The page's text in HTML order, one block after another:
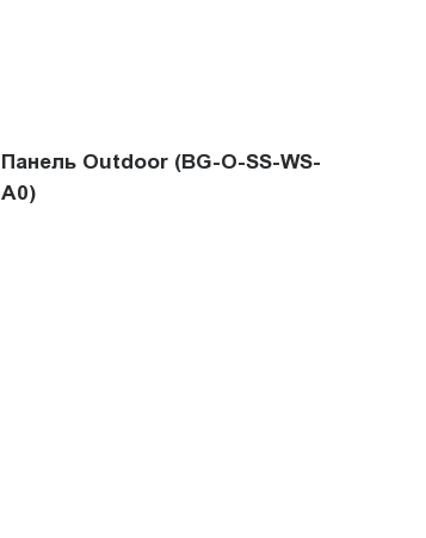
Панель Outdoor (BG-O-SS-WS-
A0)